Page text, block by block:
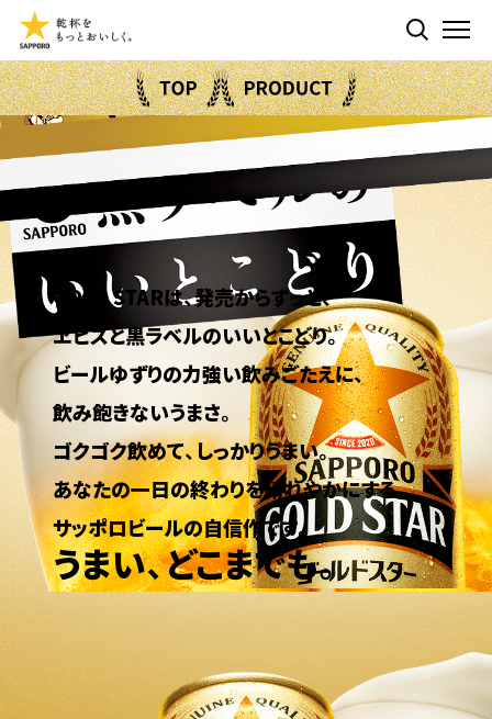
検索する
GOLD STARは、発売からずっと、
ヱビスと黒ラベルのいいとこどり。
ビールゆずりの力強い飲みごたえに、
飲み飽きないうまさ。
ゴクゴク飲めて、しっかりうまい。
あなたの一日の終わりを晴れやかにする、
サッポロビールの自信作です。
うまい、どこまでも。